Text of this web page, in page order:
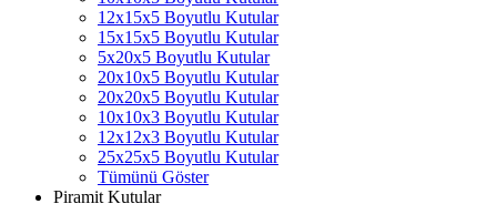
12x15x5 Boyutlu Kutular
15x15x5 Boyutlu Kutular
5x20x5 Boyutlu Kutular
20x10x5 Boyutlu Kutular
20x20x5 Boyutlu Kutular
10x10x3 Boyutlu Kutular
12x12x3 Boyutlu Kutular
25x25x5 Boyutlu Kutular
Tümünü Göster
Piramit Kutular